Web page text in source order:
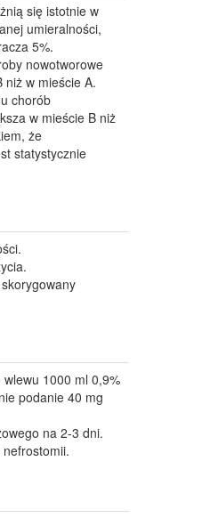
się istotnie w
umieralności,
5%.
nowotworowe
niż w mieście A.
chorób
w mieście B niż
że
statystycznie
1000 ml 0,9%
podanie 40 mg
na 2-3 dni.